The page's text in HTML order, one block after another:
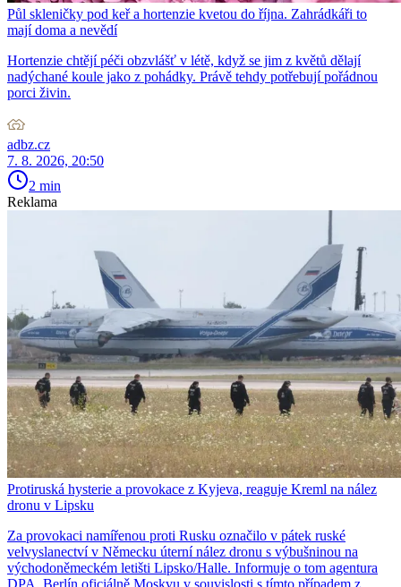
Půl skleničky pod keř a hortenzie kvetou do října. Zahrádkáři to
mají doma a nevědí
Hortenzie chtějí péči obzvlášť v létě, když se jim z květů dělají
nadýchané koule jako z pohádky. Právě tehdy potřebují pořádnou
porci živin.
adbz.cz
7. 8. 2026, 20:50
2 min
Reklama
Protiruská hysterie a provokace z Kyjeva, reaguje Kreml na nález
dronu v Lipsku
Za provokaci namířenou proti Rusku označilo v pátek ruské
velvyslanectví v Německu úterní nález dronu s výbušninou na
východoněmeckém letišti Lipsko/Halle. Informuje o tom agentura
DPA. Berlín oficiálně Moskvu v souvislosti s tímto případem z